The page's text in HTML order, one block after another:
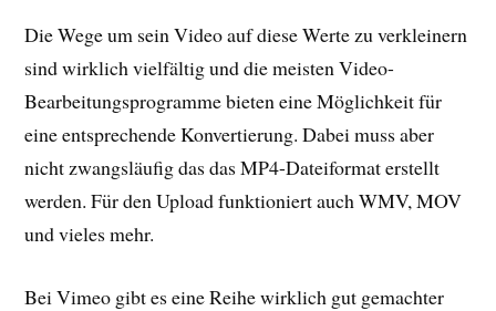
Die Wege um sein Video auf diese Werte zu verkleinern
sind wirklich vielfältig und die meisten Video-
Bearbeitungsprogramme bieten eine Möglichkeit für
eine entsprechende Konvertierung. Dabei muss aber
nicht zwangsläufig das das MP4-Dateiformat erstellt
werden. Für den Upload funktioniert auch WMV, MOV
und vieles mehr.
Bei Vimeo gibt es eine Reihe wirklich gut gemachter